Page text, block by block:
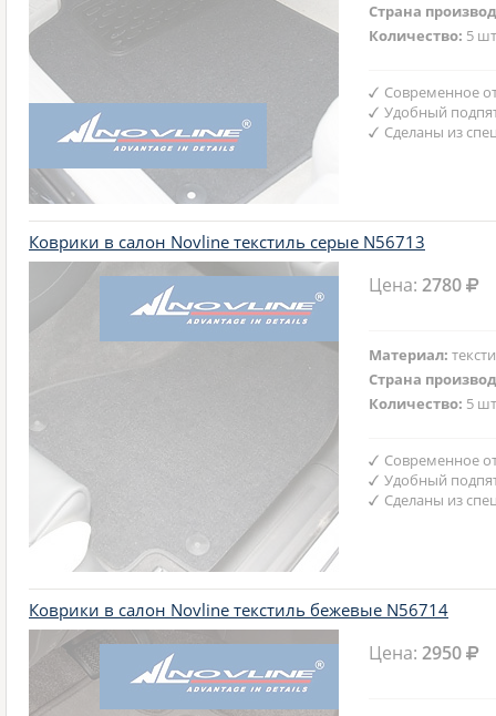
Страна
Количество: 5
Современное
Удобный
Сделаны из
Коврики в салон Novline текстиль серые N56713
Цена:2780
Материал:
Страна
Количество: 5
Современное
Удобный
Сделаны из
Коврики в салон Novline текстиль бежевые N56714
Цена:2950